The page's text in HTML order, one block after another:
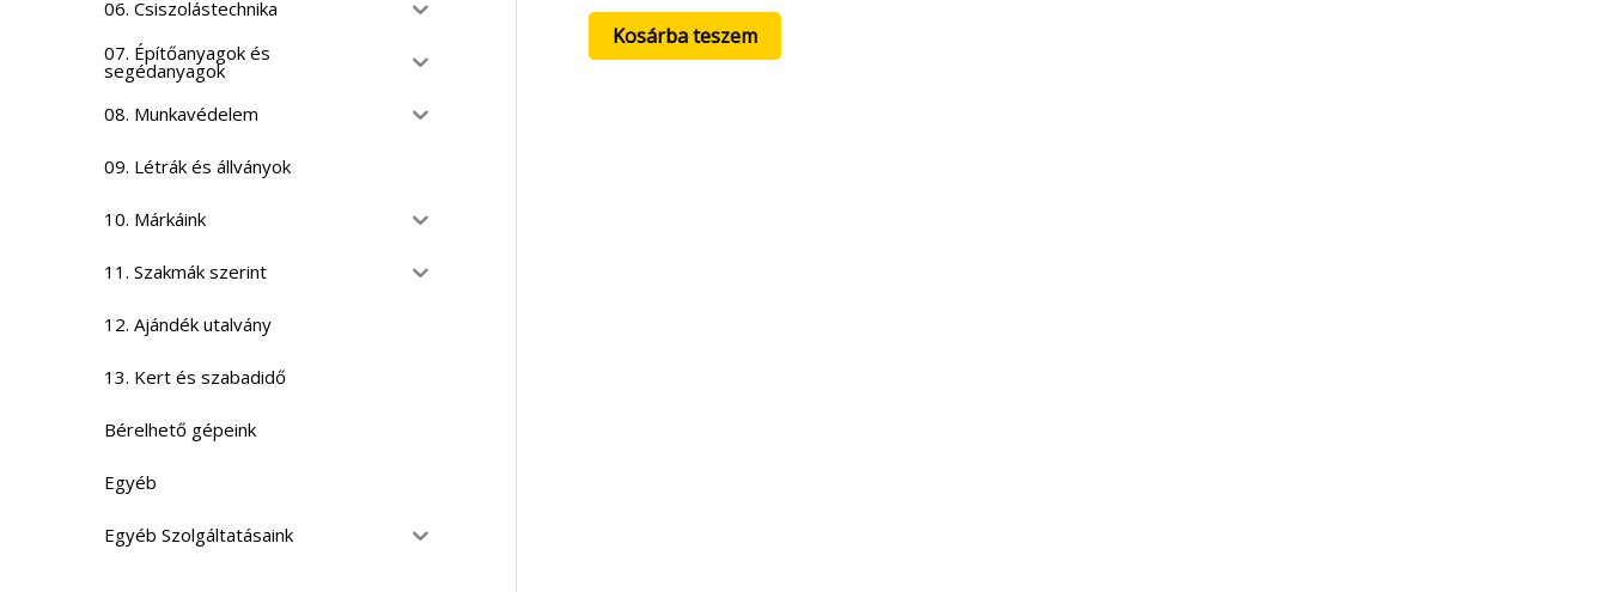
06. Csiszolástechnika
07. Építőanyagok és
segédanyagok
08. Munkavédelem
09. Létrák és állványok
10. Márkáink
11. Szakmák szerint
12. Ajándék utalvány
13. Kert és szabadidő
Bérelhető gépeink
Egyéb
Egyéb Szolgáltatásaink
Kosárba teszem